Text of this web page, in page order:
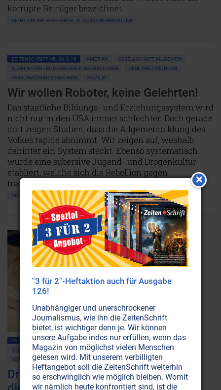
korrupte Betrüger bezeichnet.
NICHT ONLINE VERFÜGBAR AUSGABE BESTELLEN
ZEITENSCHRIFT NR. 38, S.16 AMERIKA
GESELLSCHAFT ALLGEMEIN
ILLUMINATEN • BILDERBERGER • GEHEIMLOGEN
NEUE WELTORDNUNG
VERSCHWÖRUNGSTHEORIEN
FAMILIE
Wir wollen Roboter, keine Gelehrten!
Das staatliche Bildungs- und Erziehungssystem wird
nicht nur in den USA immer schlechter. Doch gerade
dort zeigen Studien, dass die Allgemeinbildung des
Volkes rapide abnimmt. Wir zeigen auf, weshalb
dahinter ein System steckt. Ebenso systematisch
wurde eine subersive Jugend- und Drogenkultur
etabliert, welche sich die Rebellion gegen
traditionelle Werte auf die Fahnen geschrieben hat.
NICHT ONLINE VERFÜGBAR AUSGABE BESTELLEN
ZEITENSCHRIFT NR. 23, S.58
AMERIKA
ILLUMINATEN • BILDERBERGER • GEHEIMLOGEN
NEUE WELTORDNUNG
VERSCHWÖRUNGSTHEORIEN
DROGEN
Drogenhandel: Man schlachtet nicht
"3 für 2"-Heftaktion auch für Ausgabe
126!
Unabhängiger und unerschrockener
Journalismus, wie ihn die ZeitenSchrift
bietet, ist wichtiger denn je. Wir können
unsere Aufgabe indes nur erfüllen, wenn das
Magazin von möglichst vielen Menschen
gelesen wird. Mit unserem verbilligten
Heftangebot soll die ZeitenSchrift weiterhin
so erschwinglich wie möglich bleiben. Womit
wir nämlich heute konfrontiert sind, ist die